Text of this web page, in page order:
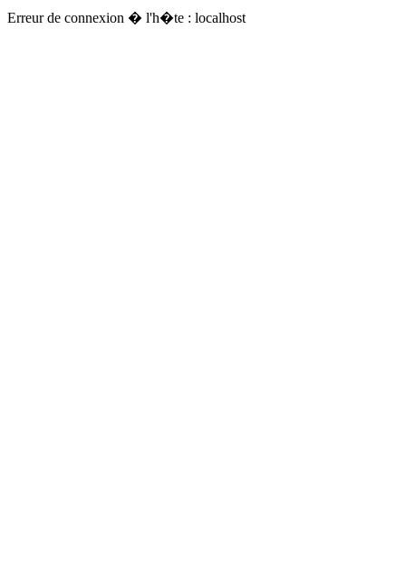
Erreur de connexion � l'h�te : localhost